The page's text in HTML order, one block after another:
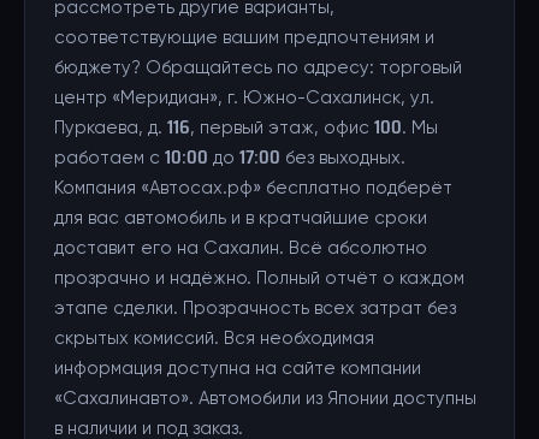
рассмотреть другие варианты,
соответствующие вашим предпочтениям и
бюджету? Обращайтесь по адресу: торговый
центр «Меридиан», г. Южно-Сахалинск, ул.
Пуркаева, д. 116, первый этаж, офис 100. Мы
работаем с 10:00 до 17:00 без выходных.
Компания «Автосах.рф» бесплатно подберёт
для вас автомобиль и в кратчайшие сроки
доставит его на Сахалин. Всё абсолютно
прозрачно и надёжно. Полный отчёт о каждом
этапе сделки. Прозрачность всех затрат без
скрытых комиссий. Вся необходимая
информация доступна на сайте компании
«Сахалинавто». Автомобили из Японии доступны
в наличии и под заказ.